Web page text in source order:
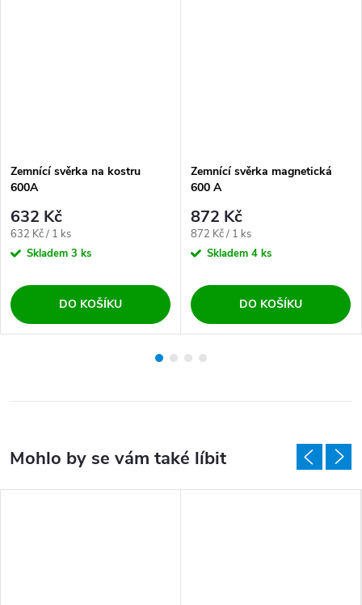
Zemnící svěrka na kostru
600A
632 Kč
Měrná cena:
632 Kč / 1 ks
Skladem 3 ks
DO KOŠÍKU
Zemnící svěrka magnetická
600 A
872 Kč
Měrná cena:
872 Kč / 1 ks
Skladem 4 ks
DO KOŠÍKU